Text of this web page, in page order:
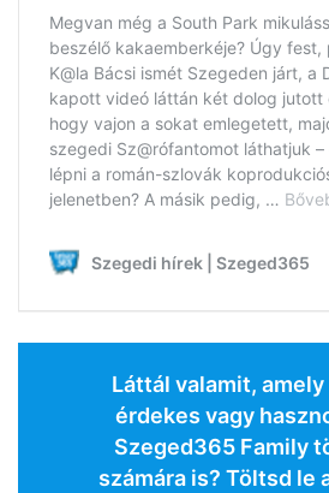
Láttál valamit,
érdekes vagy
Szeged365 Family
számára is? Töltsd le